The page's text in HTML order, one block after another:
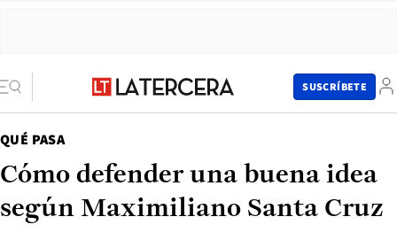
SUSCRÍBETE
QUÉ PASA
Cómo defender una buena idea
según Maximiliano Santa Cruz